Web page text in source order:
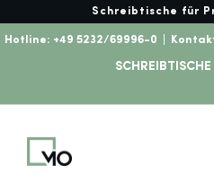
Schreibtische für
Hotline: +49 5232/69996-0